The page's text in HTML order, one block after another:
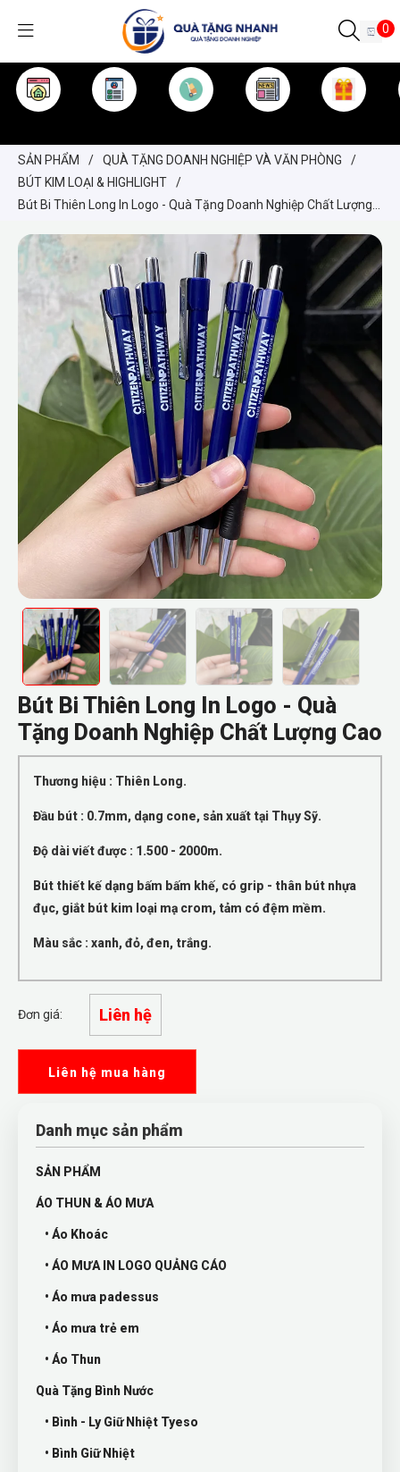
0
SẢN PHẨM / QUÀ TẶNG DOANH NGHIỆP VÀ VĂN PHÒNG
/
BÚT KIM LOẠI & HIGHLIGHT
/
Bút Bi Thiên Long In Logo - Quà Tặng Doanh Nghiệp Chất Lượng
Bút Bi Thiên Long In Logo - Quà
Tặng Doanh Nghiệp Chất Lượng Cao
Thương hiệu : Thiên Long.
Đầu bút : 0.7mm, dạng cone, sản xuất tại Thụy Sỹ.
Độ dài viết được : 1.500 - 2000m.
Bút thiết kế dạng bấm bấm khế, có grip - thân bút nhựa
đục, giắt bút kim loại mạ crom, tảm có đệm mềm.
Màu sắc : xanh, đỏ, đen, trắng.
Đơn giá: Liên hệ
Liên hệ mua hàng
Danh mục sản phẩm
SẢN PHẨM
ÁO THUN & ÁO MƯA
• Áo Khoác
• ÁO MƯA IN LOGO QUẢNG CÁO
• Áo mưa padessus
• Áo mưa trẻ em
• Áo Thun
Quà Tặng Bình Nước
• Bình - Ly Giữ Nhiệt Tyeso
• Bình Giữ Nhiệt